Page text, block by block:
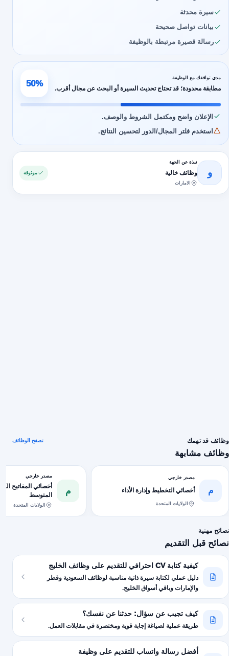
سيرة محدثة
بيانات تواصل صحيحة
رسالة قصيرة مرتبطة بالوظيفة
مدى توافقك مع الوظيفة
مطابقة محدودة؛ قد تحتاج تحديث السيرة أو البحث عن مجال أقرب. 50%
الإعلان واضح ومكتمل الشروط والوصف.
استخدم فلتر المجال/الدور لتحسين النتائج.
و
نبذة عن الجهة
وظائف خالية
الامارات
موثوقة
وظائف قد تهمك
وظائف مشابهة
تصفح الوظائف
م
مصدر خارجي
أخصائي التخطيط وإدارة الأداء
الولايات المتحدة
م
مصدر خارجي
أخصائي المفاتيح
المتوسط
الولايات المتحدة
نصائح مهنية
نصائح قبل التقديم
كيفية كتابة CV احترافي للتقديم على وظائف الخليج
دليل عملي لكتابة سيرة ذاتية مناسبة لوظائف السعودية وقطر
والإمارات وباقي أسواق الخليج.
كيف تجيب عن سؤال: حدثنا عن نفسك؟
طريقة عملية لصياغة إجابة قوية ومختصرة في مقابلات العمل.
أفضل رسالة واتساب للتقديم على وظيفة